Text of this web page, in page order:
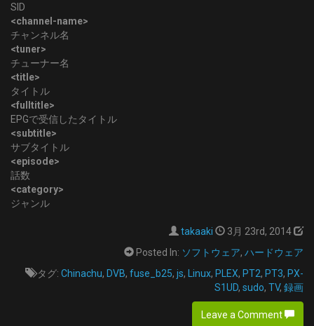
SID
<channel-name>
チャンネル名
<tuner>
チューナー名
<title>
タイトル
<fulltitle>
EPGで受信したタイトル
<subtitle>
サブタイトル
<episode>
話数
<category>
ジャンル
takaaki
3月 23rd, 2014
Posted In: ソフトウェア, ハードウェア
タグ: Chinachu, DVB, fuse_b25, js, Linux, PLEX, PT2, PT3, PX-
S1UD, sudo, TV, 録画
Leave a Comment